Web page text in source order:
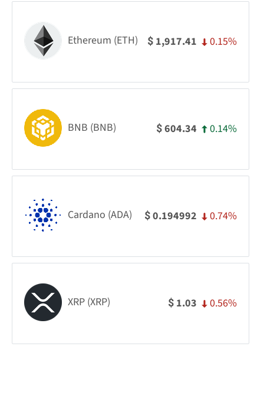
Ethereum (ETH) $ 1,917.41 0.15%
BNB (BNB) $604.34 0.14%
Cardano (ADA) $0.194992 0.74%
XRP (XRP) $ 1.03 0.56%